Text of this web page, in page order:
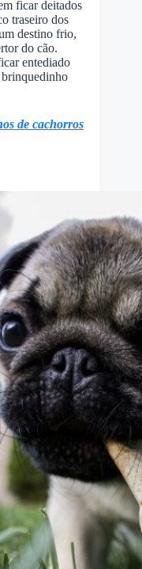
ficar deitados
traseiro dos
destino frio,
do cão.
entediado
brinquedinho
de cachorros